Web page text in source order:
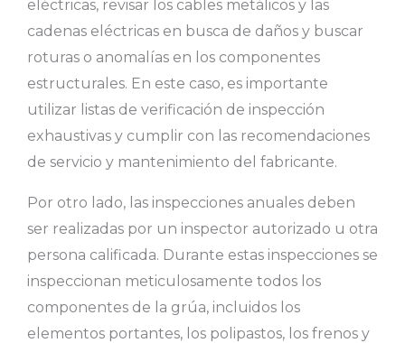
eléctricas, revisar los cables metálicos y las
cadenas eléctricas en busca de daños y buscar
roturas o anomalías en los componentes
estructurales. En este caso, es importante
utilizar listas de verificación de inspección
exhaustivas y cumplir con las recomendaciones
de servicio y mantenimiento del fabricante.
Por otro lado, las inspecciones anuales deben
ser realizadas por un inspector autorizado u otra
persona calificada. Durante estas inspecciones se
inspeccionan meticulosamente todos los
componentes de la grúa, incluidos los
elementos portantes, los polipastos, los frenos y